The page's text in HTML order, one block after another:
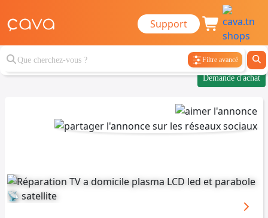
Support
Filtre avancé
Demande d'achat